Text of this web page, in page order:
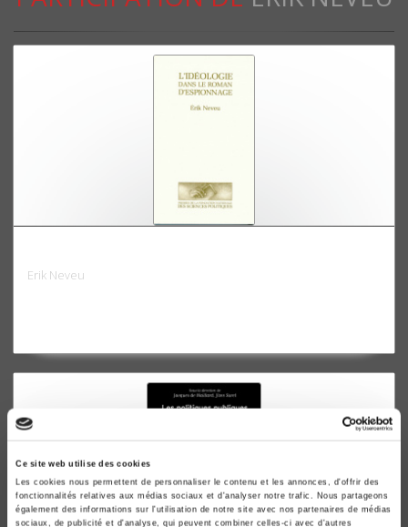
Ce site web utilise des cookies
Les cookies nous permettent de personnaliser le contenu et les annonces, d'offrir des
fonctionnalités relatives aux médias sociaux et d'analyser notre trafic. Nous partageons
également des informations sur l'utilisation de notre site avec nos partenaires de médias
sociaux, de publicité et d'analyse, qui peuvent combiner celles-ci avec d'autres
Erik Neveu